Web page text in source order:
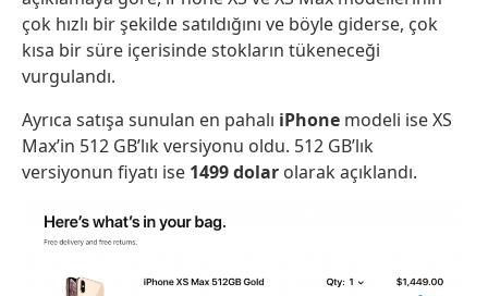
çok hızlı bir şekilde satıldığını ve böyle giderse, çok
kısa bir süre içerisinde stokların tükeneceği
vurgulandı.
Ayrıca satışa sunulan en pahalı iPhone modeli ise XS
Max’in 512 GB’lık versiyonu oldu. 512 GB’lık
versiyonun fiyatı ise 1499 dolar olarak açıklandı.